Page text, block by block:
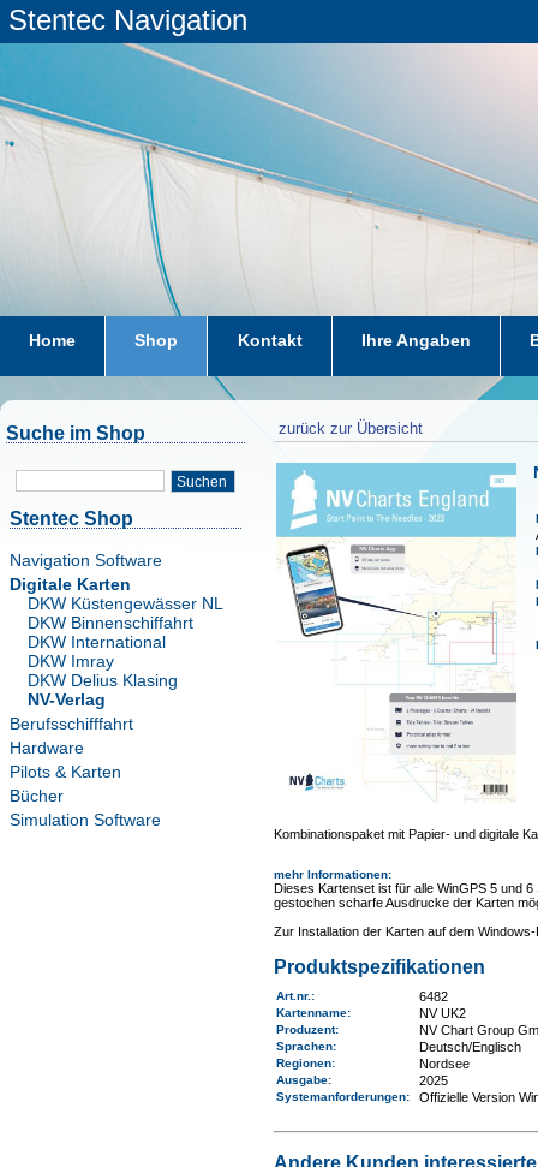
Stentec Navigation
Home Shop Kontakt Ihre Angaben
Suche im Shop
Suchen
Stentec Shop
Navigation Software
Digitale Karten
DKW Küstengewässer NL
DKW Binnenschiffahrt
DKW International
DKW Imray
DKW Delius Klasing
NV-Verlag
Berufsschifffahrt
Hardware
Pilots & Karten
Bücher
Simulation Software
zurück zur Übersicht
Kombinationspaket mit Papier- und digitale
mehr Informationen:
Dieses Kartenset ist für alle WinGPS 5 und
gestochen scharfe Ausdrucke der Karten
Zur Installation der Karten auf dem
Produktspezifikationen
Art.nr. : 6482
Kartenname: NV UK2
Produzent: NV Chart Group
Sprachen: Deutsch/Englisch
Regionen: Nordsee
Ausgabe: 2025
Systemanforderungen: Offizielle Version